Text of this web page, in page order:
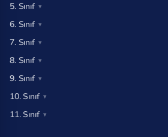
5. Sınıf
6. Sınıf
7. Sınıf
8. Sınıf
9. Sınıf
10. Sınıf
11. Sınıf